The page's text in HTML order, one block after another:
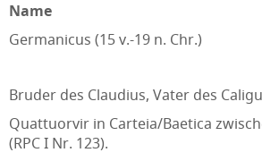
Name
Germanicus (15 v.-19 n. Chr.)
Bruder des Claudius, Vater des
Quattuorvir in Carteia/Baetica
(RPC I Nr. 123).